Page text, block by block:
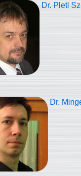
Dr. Pletl
Dr.